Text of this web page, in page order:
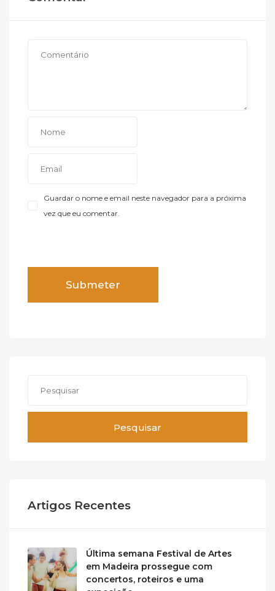
Guardar o nome e email neste navegador para a próxima
vez que eu comentar.
Pesquisar
Artigos Recentes
Última semana Festival de Artes
em Madeira prossegue com
concertos, roteiros e uma